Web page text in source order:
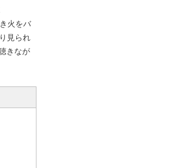
火をバ
見られ
きなが